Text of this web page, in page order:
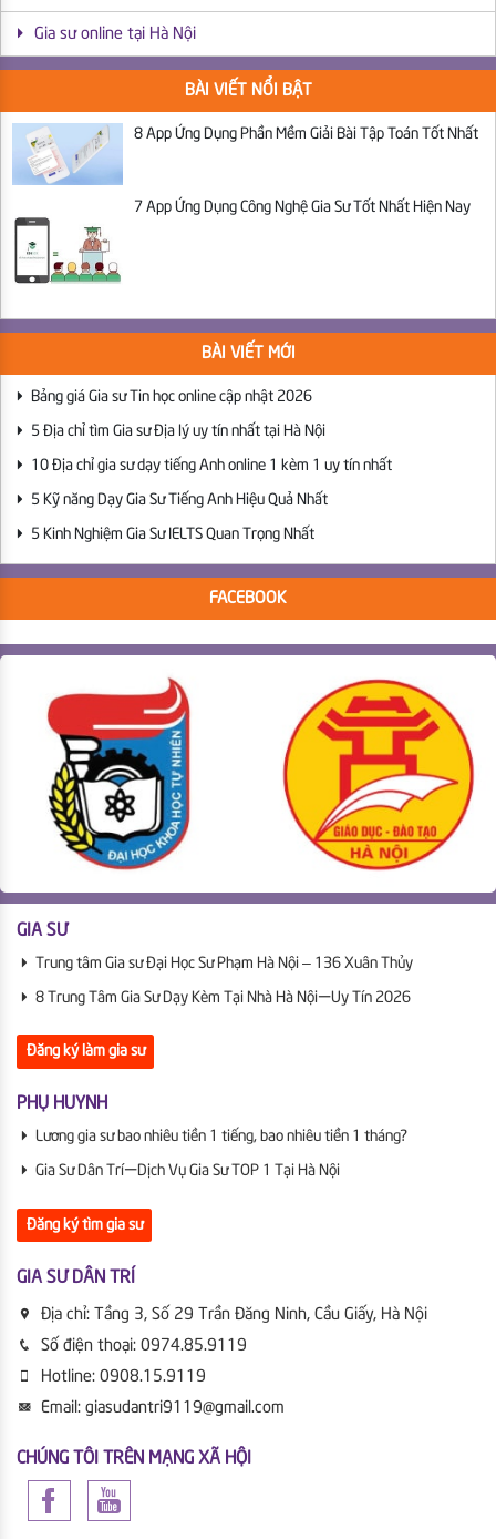
Gia sư online tại Hà Nội
BÀI VIẾT NỔI BẬT
8 App Ứng Dụng Phần Mềm Giải Bài Tập Toán Tốt Nhất
7 App Ứng Dụng Công Nghệ Gia Sư Tốt Nhất Hiện Nay
BÀI VIẾT MỚI
Bảng giá Gia sư Tin học online cập nhật 2026
5 Địa chỉ tìm Gia sư Địa lý uy tín nhất tại Hà Nội
10 Địa chỉ gia sư dạy tiếng Anh online 1 kèm 1 uy tín nhất
5 Kỹ năng Dạy Gia Sư Tiếng Anh Hiệu Quả Nhất
5 Kinh Nghiệm Gia Sư IELTS Quan Trọng Nhất
FACEBOOK
GIA SƯ
Trung tâm Gia sư Đại Học Sư Phạm Hà Nội – 136 Xuân Thủy
8 Trung Tâm Gia Sư Dạy Kèm Tại Nhà Hà Nội | Uy Tín 2026
Đăng ký làm gia sư
PHỤ HUYNH
Lương gia sư bao nhiêu tiền 1 tiếng, bao nhiêu tiền 1 tháng?
Gia Sư Dân Trí | Dịch Vụ Gia Sư TOP 1 Tại Hà Nội
Đăng ký tìm gia sư
GIA SƯ DÂN TRÍ
Địa chỉ: Tầng 3, Số 29 Trần Đăng Ninh, Cầu Giấy, Hà Nội
Số điện thoại: 0974.85.9119
Hotline: 0908.15.9119
Email: giasudantri9119@gmail.com
CHÚNG TÔI TRÊN MẠNG XÃ HỘI